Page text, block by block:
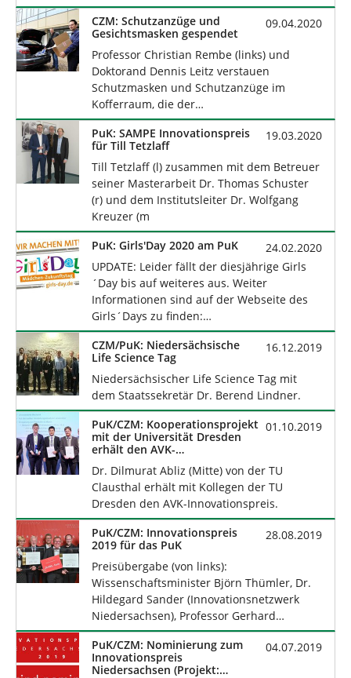
09.04.2020
CZM: Schutzanzüge und
Gesichtsmasken gespendet
Professor Christian Rembe (links) und
Doktorand Dennis Leitz verstauen
Schutzmasken und Schutzanzüge im
Kofferraum, die der…
19.03.2020
PuK: SAMPE Innovationspreis
für Till Tetzlaff
Till Tetzlaff (l) zusammen mit dem Betreuer
seiner Masterarbeit Dr. Thomas Schuster
(r) und dem Institutsleiter Dr. Wolfgang
Kreuzer (m
24.02.2020
PuK: Girls'Day 2020 am PuK
UPDATE: Leider fällt der diesjährige Girls
´Day bis auf weiteres aus. Weiter
Informationen sind auf der Webseite des
Girls´Days zu finden:…
16.12.2019
CZM/PuK: Niedersächsische
Life Science Tag
Niedersächsischer Life Science Tag mit
dem Staatssekretär Dr. Berend Lindner.
01.10.2019
PuK/CZM: Kooperationsprojekt
mit der Universität Dresden
erhält den AVK-
Dr. Dilmurat Abliz (Mitte) von der TU
Clausthal erhält mit Kollegen der TU
Dresden den AVK-Innovationspreis.
28.08.2019
PuK/CZM: Innovationspreis
2019 für das PuK
Preisübergabe (von links):
Wissenschaftsminister Björn Thümler, Dr.
Hildegard Sander (Innovationsnetzwerk
Niedersachsen), Professor Gerhard…
04.07.2019
PuK/CZM: Nominierung zum
Innovationspreis
Niedersachsen (Projekt: